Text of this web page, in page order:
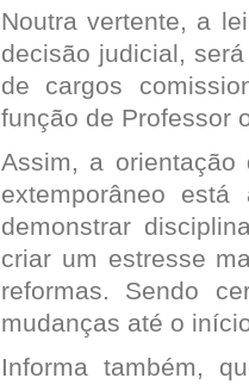
Noutra vertente, a
decisão judicial,
de cargos
função de Professor
Assim, a
extemporâneo
demonstrar
criar um estresse
reformas. Sendo
mudanças até o
Informa também,